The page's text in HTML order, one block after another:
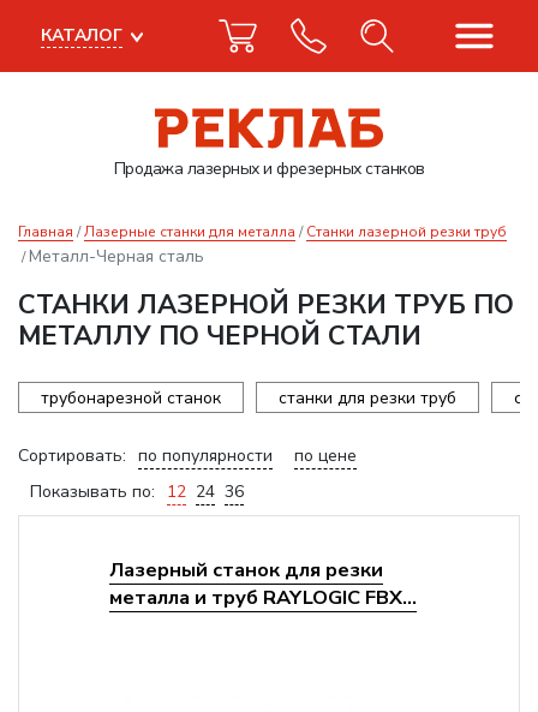
Продажа лазерныхи фрезерных станков
КАТАЛОГ
Главная Лазерные станки для металла Станки лазерной резки труб
Металл-Черная сталь
СТАНКИ ЛАЗЕРНОЙ РЕЗКИ ТРУБ ПО
МЕТАЛЛУ ПО ЧЕРНОЙ СТАЛИ
трубонарезной станок станки для резки труб
Сортировать: по популярности
по цене
Показывать по:
12 24 36
Лазерный станок для резки
металла и труб RAYLOGIC FBX...